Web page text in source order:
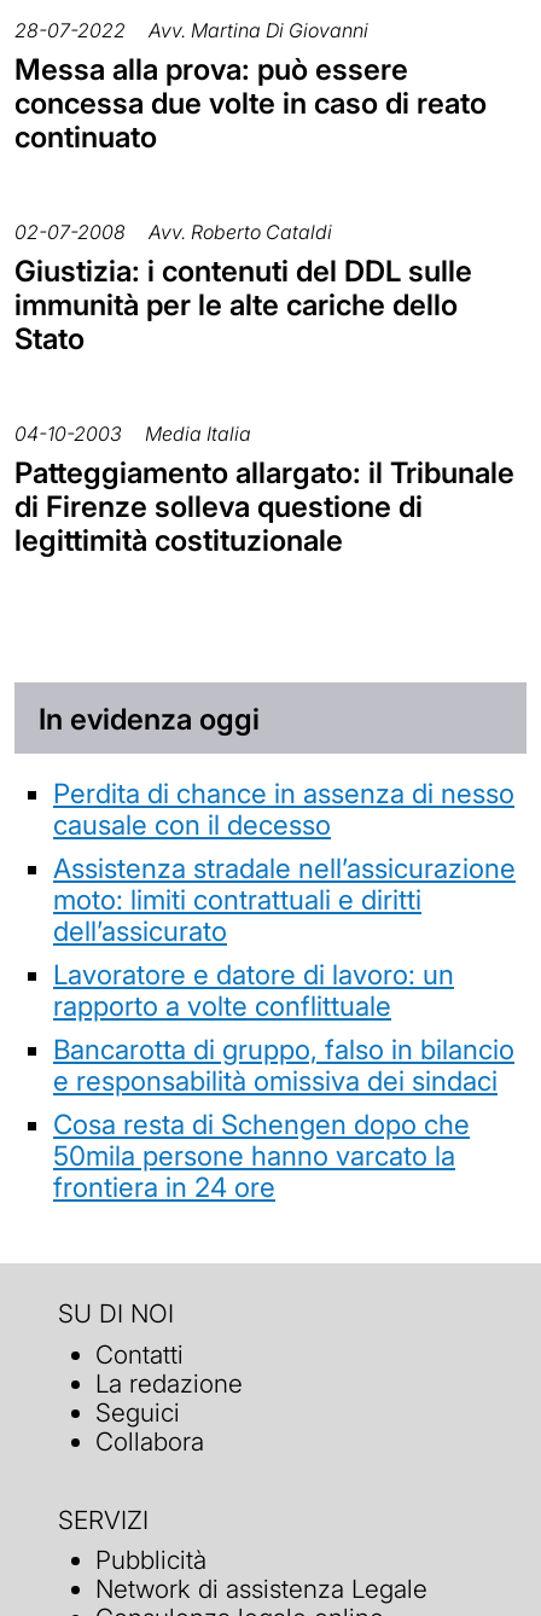
28-07-2022 Avv. Martina Di Giovanni
Messa alla prova: può essere
concessa due volte in caso di reato
continuato
02-07-2008 Avv. Roberto Cataldi
Giustizia: i contenuti del DDL sulle
immunità per le alte cariche dello
Stato
04-10-2003 Media Italia
Patteggiamento allargato: il Tribunale
di Firenze solleva questione di
legittimità costituzionale
In evidenza oggi
Perdita di chance in assenza di nesso
causale con il decesso
Assistenza stradale nell’assicurazione
moto: limiti contrattuali e diritti
dell’assicurato
Lavoratore e datore di lavoro: un
rapporto a volte conflittuale
Bancarotta di gruppo, falso in bilancio
e responsabilità omissiva dei sindaci
Cosa resta di Schengen dopo che
50mila persone hanno varcato la
frontiera in 24 ore
SU DI NOI
Contatti
La redazione
Seguici
Collabora
SERVIZI
Pubblicità
Network di assistenza Legale